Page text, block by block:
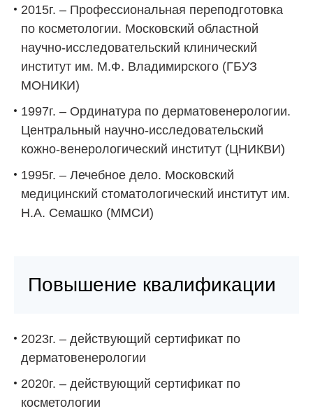
2015г. – Профессиональная переподготовка
по косметологии. Московский областной
научно-исследовательский клинический
институт им. М.Ф. Владимирского (ГБУЗ
МОНИКИ)
1997г. – Ординатура по дерматовенерологии.
Центральный научно-исследовательский
кожно-венерологический институт (ЦНИКВИ)
1995г. – Лечебное дело. Московский
медицинский стоматологический институт им.
Н.А. Семашко (ММСИ)
Повышение квалификации
2023г. – действующий сертификат по
дерматовенерологии
2020г. – действующий сертификат по
косметологии